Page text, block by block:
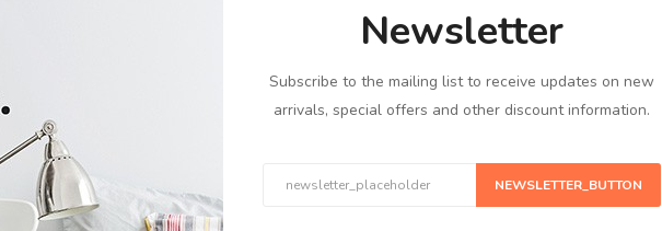
Newsletter
Subscribe to the mailing list to receive updates on new
arrivals, special offers and other discount information.
NEWSLETTER_BUTTON